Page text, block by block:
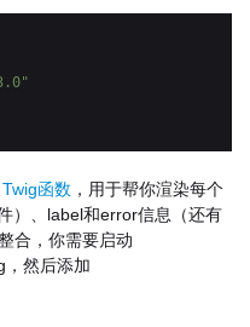
Twig函数 ，用于帮你渲染每个
）、label和error信息（还有
合，你需要启动
，然后添加